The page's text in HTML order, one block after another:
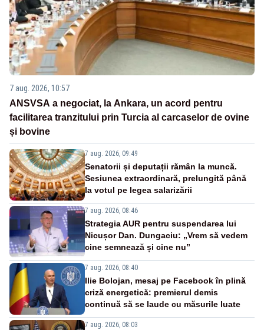
7 aug. 2026, 10:57
ANSVSA a negociat, la Ankara, un acord pentru
facilitarea tranzitului prin Turcia al carcaselor de ovine
și bovine
7 aug. 2026, 09:49
Senatorii și deputații rămân la muncă.
Sesiunea extraordinară, prelungită până
la votul pe legea salarizării
7 aug. 2026, 08:46
Strategia AUR pentru suspendarea lui
Nicușor Dan. Dungaciu: „Vrem să vedem
cine semnează și cine nu”
7 aug. 2026, 08:40
Ilie Bolojan, mesaj pe Facebook în plină
criză energetică: premierul demis
continuă să se laude cu măsurile luate
7 aug. 2026, 08:03